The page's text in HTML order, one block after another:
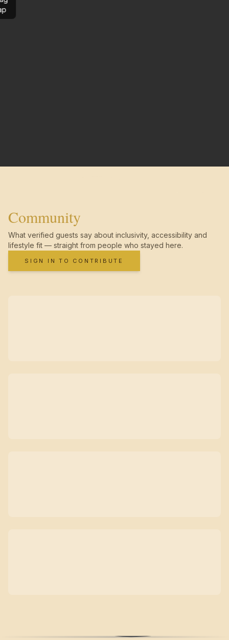
Community
What verified guests say about inclusivity, accessibility and
lifestyle fit — straight from people who stayed here.
SIGN IN TO CONTRIBUTE